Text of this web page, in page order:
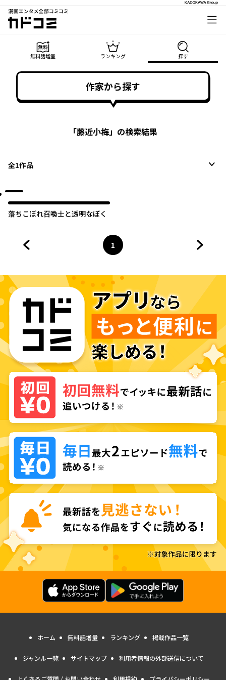
漫画エンタメ全部コミコミ
カドコミ
無料話増量 ランキング 探す
作家から探す
「藤近小梅」の検索結果
全1作品
落ちこぼれ召喚士と透明なぼく
ページ
1
へ
ホーム 無料話増量 ランキング 掲載作品一覧
ジャンル一覧 サイトマップ 利用者情報の外部送信について